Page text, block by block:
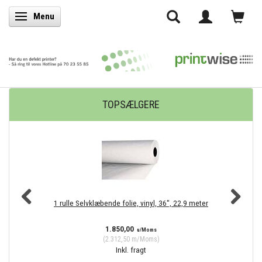
Skifte navigation
Menu
TOPSÆLGERE
1 rulle Selvklæbende folie, vinyl, 36", 22,9 meter
1.850,00 u/Moms
(2.312,50m/Moms)
Inkl. fragt